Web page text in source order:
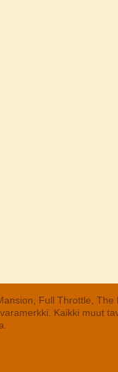
Full Throttle,
Kaikki muut